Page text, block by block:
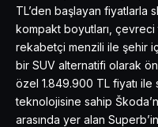
TL’den başlayan fiyatlarla
kompakt boyutları, çevreci
rekabetçi menzili ile şehir
bir SUV alternatifi olarak
özel 1.849.900 TL fiyatı ile
teknolojisine sahip
arasında yer alan